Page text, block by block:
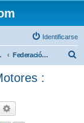
Identificarse
Federación Costarricense de los Motores : FECOM
:
Buscar